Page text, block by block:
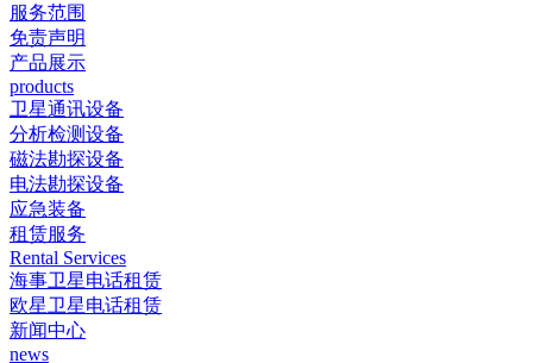
服务范围
免责声明
产品展示
products
卫星通讯设备
分析检测设备
磁法勘探设备
电法勘探设备
应急装备
租赁服务
Rental Services
海事卫星电话租赁
欧星卫星电话租赁
新闻中心
news